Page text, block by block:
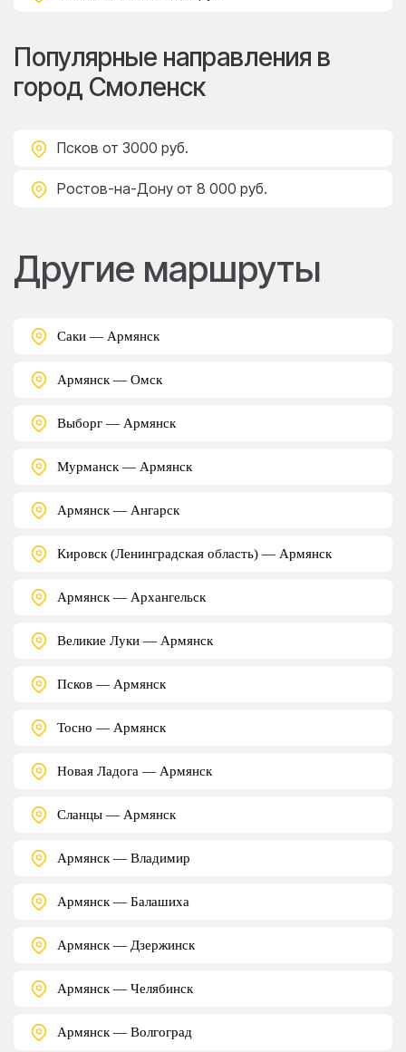
Популярные направления в
город Смоленск
Псков от 3000 руб.
Ростов-на-Дону от 8 000 руб.
Другие маршруты
Саки — Армянск
Армянск — Омск
Выборг — Армянск
Мурманск — Армянск
Армянск — Ангарск
Кировск (Ленинградская область) — Армянск
Армянск — Архангельск
Великие Луки — Армянск
Псков — Армянск
Тосно — Армянск
Новая Ладога — Армянск
Сланцы — Армянск
Армянск — Владимир
Армянск — Балашиха
Армянск — Дзержинск
Армянск — Челябинск
Армянск — Волгоград